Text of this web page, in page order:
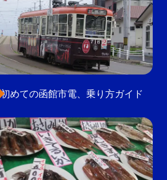
初めての函館市電、乗り方ガイド